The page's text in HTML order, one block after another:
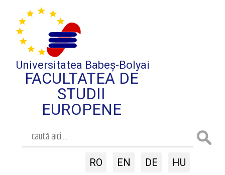
Universitatea Babeș-Bolyai
FACULTATEA DE
STUDII
EUROPENE
RO EN DE HU